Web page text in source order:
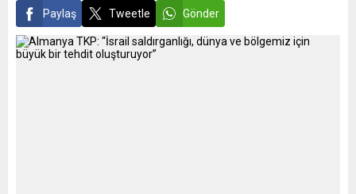
Paylaş Tweetle Gönder